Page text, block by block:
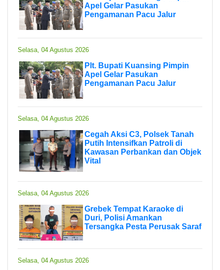
Apel Gelar Pasukan
Pengamanan Pacu Jalur
Selasa, 04 Agustus 2026
Plt. Bupati Kuansing Pimpin
Apel Gelar Pasukan
Pengamanan Pacu Jalur
Selasa, 04 Agustus 2026
Cegah Aksi C3, Polsek Tanah
Putih Intensifkan Patroli di
Kawasan Perbankan dan Objek
Vital
Selasa, 04 Agustus 2026
Grebek Tempat Karaoke di
Duri, Polisi Amankan
Tersangka Pesta Perusak Saraf
Selasa, 04 Agustus 2026